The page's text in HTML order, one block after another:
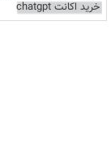
خرید اکانت chatgpt